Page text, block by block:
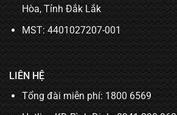
Hòa, Tỉnh Đắk Lắk
MST: 4401027207-001
LIÊN HỆ
Tổng đài miễn phí: 1800 6569